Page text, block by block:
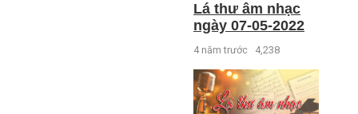
Lá thư âm nhạc
ngày 07-05-2022
4 năm trước 4,238